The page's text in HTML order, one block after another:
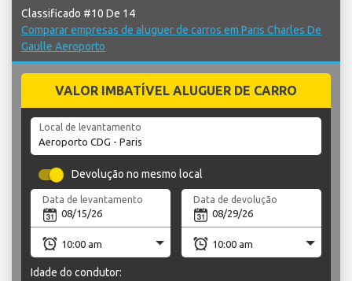
Classificado #10 De 14
Comparar empresas de aluguer de carros em Paris Charles De
Gaulle Aeroporto
VALOR IMBATÍVEL ALUGUER DE CARRO
Local de levantamento
Devolução no mesmo local
Data de levantamento Data de devolução
Idade do condutor: